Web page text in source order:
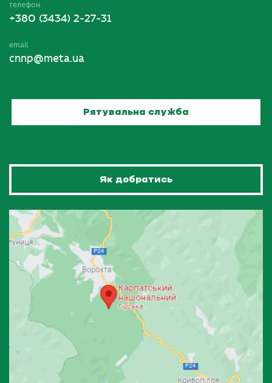
телефон
+380 (3434) 2-27-31
email
cnnp@meta.ua
Рятувальна служба
Як добратись